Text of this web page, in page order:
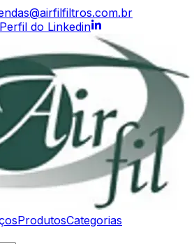
Perfil do Linkedin
ProdutosCategorias